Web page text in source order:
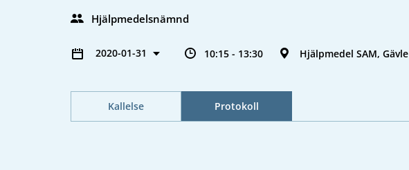
Hjälpmedelsnämnd
2020-01-31 10:15 - 13:30 Hjälpmedel SAM, Gävle
Kallelse Protokoll